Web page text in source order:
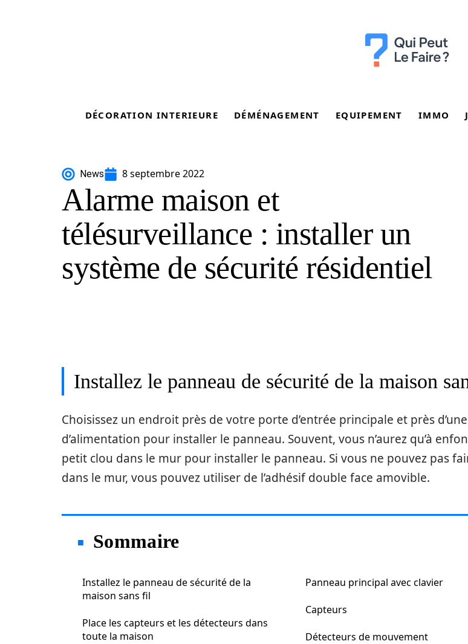
DÉCORATION INTERIEURE DÉMÉNAGEMENT EQUIPEMENT IMMO
News 8 septembre 2022
Alarme maison et
télésurveillance : installer un
système de sécurité résidentiel
Installez le panneau de sécurité de la maison
Choisissez un endroit près de votre porte d’entrée principale et près
d’alimentation pour installer le panneau. Souvent, vous n’aurez qu’à
petit clou dans le mur pour installer le panneau. Si vous ne pouvez pas
dans le mur, vous pouvez utiliser de l’adhésif double face amovible.
Sommaire
Installez le panneau de sécurité de la
maison sans fil
Place les capteurs et les détecteurs dans
toute la maison
Panneau principal avec clavier
Capteurs
Détecteurs de mouvement